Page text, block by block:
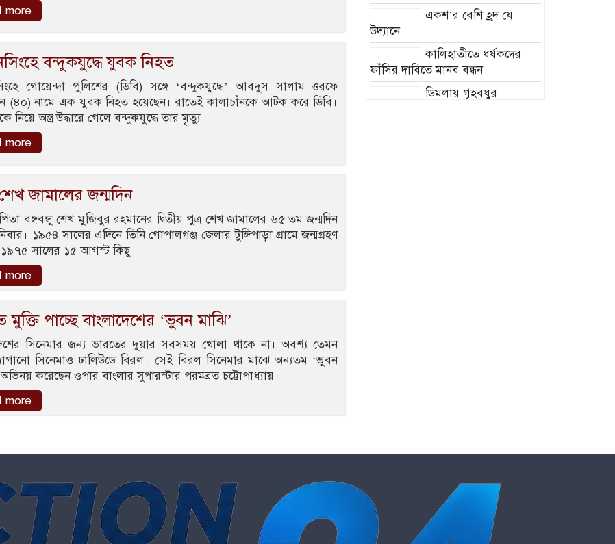
more
বন্দুকযুদ্ধে যুবক নিহত
গোয়েন্দা পুলিশের (ডিবি) সঙ্গে ‘বন্দুকযুদ্ধে’ আবদুস সালাম ওরফে
(৪০) নামে এক যুবক নিহত হয়েছেন। রাতেই কালাচাঁনকে আটক করে ডিবি।
নিয়ে অস্ত্র উদ্ধারে গেলে বন্দুকযুদ্ধে তার মৃত্যু
more
জামালের জন্মদিন
বঙ্গবন্ধু শেখ মুজিবুর রহমানের দ্বিতীয় পুত্র শেখ জামালের ৬৫ তম জন্মদিন
১৯৫৪ সালের এদিনে তিনি গোপালগঞ্জ জেলার টুঙ্গিপাড়া গ্রামে জন্মগ্রহণ
সালের ১৫ আগস্ট কিছু
more
মুক্তি পাচ্ছে বাংলাদেশের ‘ভুবন মাঝি’
সিনেমার জন্য ভারতের দুয়ার সবসময় খোলা থাকে না। অবশ্য তেমন
সিনেমাও ঢালিউডে বিরল। সেই বিরল সিনেমার মাঝে অন্যতম ‘ভুবন
অভিনয় করেছেন ওপার বাংলার সুপারস্টার পরমব্রত চট্টোপাধ্যায়।
more
একশ’র বেশি হ্রদ যে
উদ্যানে
কালিহাতীতে ধর্ষকদের
ফাঁসির দাবিতে মানব বন্ধন
ডিমলায় গৃহবধুর